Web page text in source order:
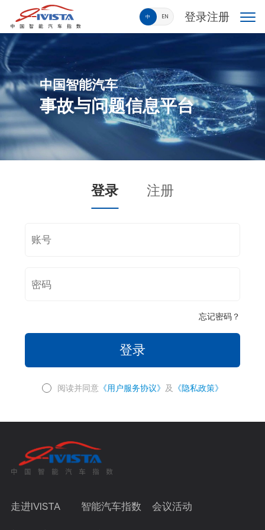
中 EN 登录注册
中国智能汽车
事故与问题信息平台
登录 注册
忘记密码？
登录
阅读并同意 《用户服务协议》 及 《隐私政策》
走进IVISTA 智能汽车指数 会议活动